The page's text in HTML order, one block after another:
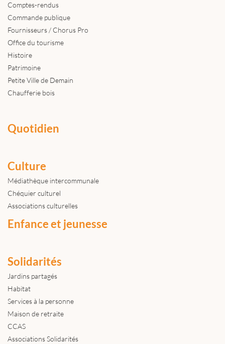
Comptes-rendus
Commande publique
Fournisseurs / Chorus Pro
Office du tourisme
Histoire
Patrimoine
Petite Ville de Demain
Chaufferie bois
Quotidien
Culture
Médiathèque intercommunale
Chéquier culturel
Associations culturelles
Enfance et jeunesse
Solidarités
Jardins partagés
Habitat
Services à la personne
Maison de retraite
CCAS
Associations Solidarités